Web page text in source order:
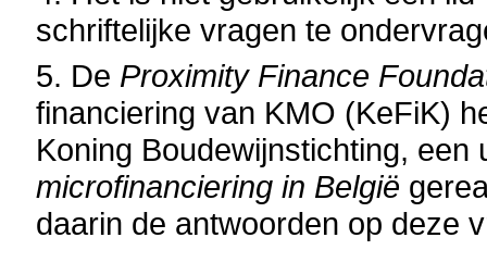
schriftelijke vragen te
5. De Proximity Finance
financiering van KMO (KeFiK)
Koning Boudewijnstichting,
microfinanciering in België
daarin de antwoorden op deze